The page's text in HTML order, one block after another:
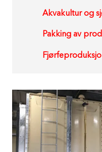
Akvakultur og
Pakking av